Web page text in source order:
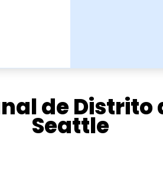
de
Seattle